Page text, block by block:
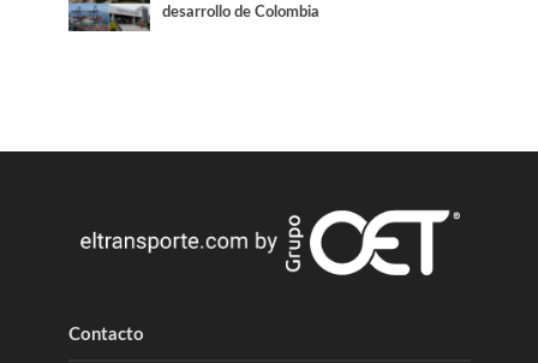
desarrollo de Colombia
Contacto